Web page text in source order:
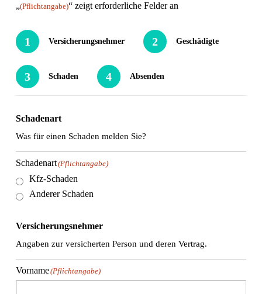
„(Pflichtangabe)“ zeigt erforderliche Felder an
1 Versicherungsnehmer 2 Geschädigte
3 Schaden 4 Absenden
Schadenart
Was für einen Schaden melden Sie?
Schadenart(Pflichtangabe)
Kfz-Schaden
Anderer Schaden
Versicherungsnehmer
Angaben zur versicherten Person und deren Vertrag.
Vorname(Pflichtangabe)